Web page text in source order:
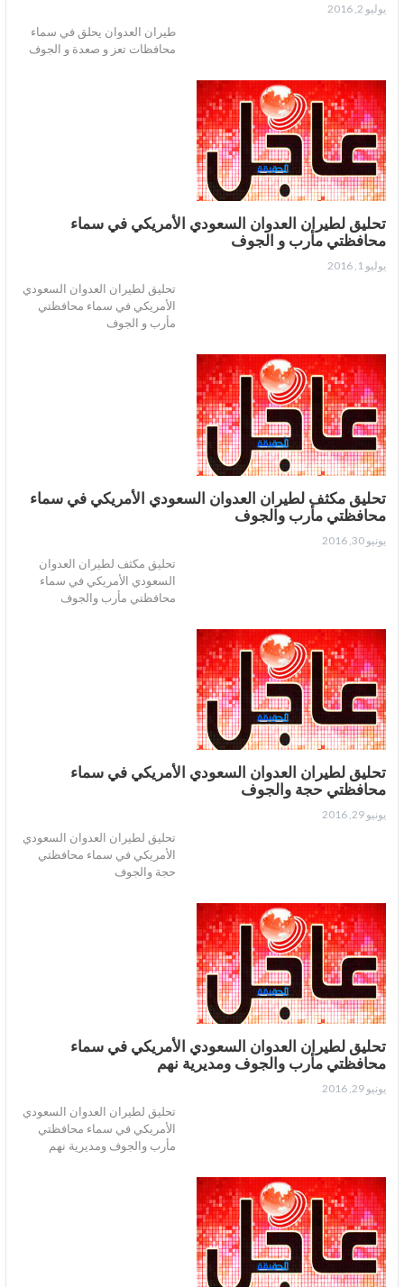
يوليو 2, 2016
طيران العدوان يحلق في سماء
محافظات تعز و صعدة و الجوف
تحليق لطيران العدوان السعودي الأمريكي في سماء
محافظتي مأرب و الجوف
يوليو 1, 2016
تحليق لطيران العدوان السعودي
الأمريكي في سماء محافظتي
مأرب و الجوف
تحليق مكثف لطيران العدوان السعودي الأمريكي في سماء
محافظتي مأرب والجوف
يونيو 30, 2016
تحليق مكثف لطيران العدوان
السعودي الأمريكي في سماء
محافظتي مأرب والجوف
تحليق لطيران العدوان السعودي الأمريكي في سماء
محافظتي حجة والجوف
يونيو 29, 2016
تحليق لطيران العدوان السعودي
الأمريكي في سماء محافظتي
حجة والجوف
تحليق لطيران العدوان السعودي الأمريكي في سماء
محافظتي مأرب والجوف ومديرية نهم
يونيو 29, 2016
تحليق لطيران العدوان السعودي
الأمريكي في سماء محافظتي
مأرب والجوف ومديرية نهم